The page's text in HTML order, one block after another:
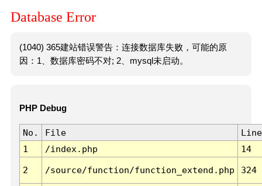
Database Error
(1040) 365建站错误警告：连接数据库失败，可能的原
因：1、数据库密码不对; 2、mysql未启动。
PHP Debug
No. File
Line
1
/index.php 14
2 /source/function/function_extend.php 324